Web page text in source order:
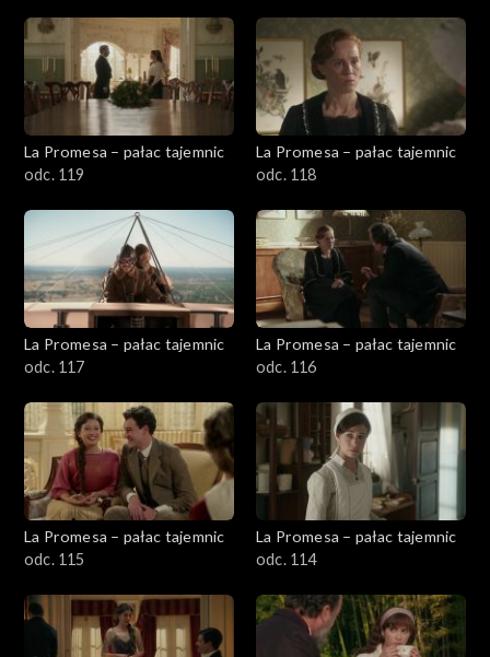
La Promesa – pałac tajemnic
odc. 119
La Promesa – pałac tajemnic
odc. 118
La Promesa – pałac tajemnic
odc. 117
La Promesa – pałac tajemnic
odc. 116
La Promesa – pałac tajemnic
odc. 115
La Promesa – pałac tajemnic
odc. 114